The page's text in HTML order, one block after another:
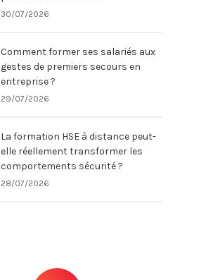
30/07/2026
Comment former ses salariés aux
gestes de premiers secours en
entreprise ?
29/07/2026
La formation HSE à distance peut-
elle réellement transformer les
comportements sécurité ?
28/07/2026